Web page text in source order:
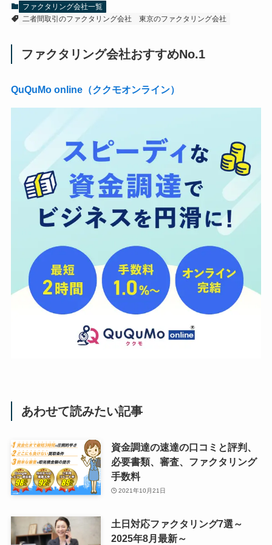
ファクタリング会社一覧
二者間取引のファクタリング会社
東京のファクタリング会社
ファクタリング会社おすすめNo.1
QuQuMo online（ククモオンライン）
あわせて読みたい記事
資金調達の速達の口コミと評判、
必要書類、審査、ファクタリング
手数料
2021年10月21日
土日対応ファクタリング7選～
2025年8月最新～